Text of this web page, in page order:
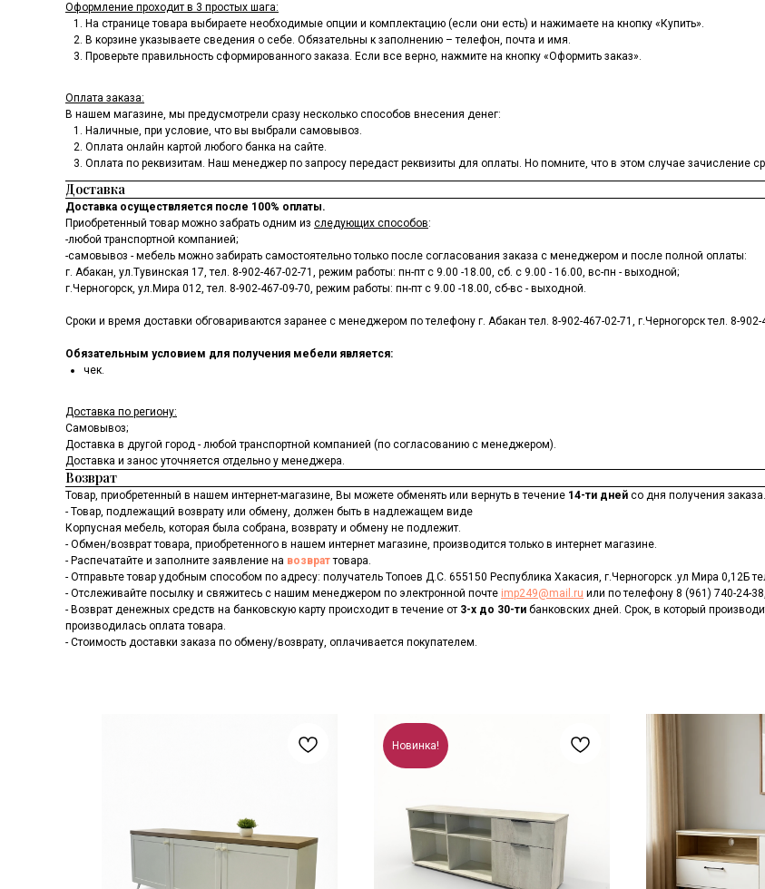
Оформление проходит в 3 простых шага:
На странице товара выбираете необходимые опции и комплектацию (если они есть) и нажимаете на кнопку «Купить».
В корзине указываете сведения о себе. Обязательны к заполнению – телефон, почта и имя.
Проверьте правильность сформированного заказа. Если все верно, нажмите на кнопку «Оформить заказ».
Оплата заказа:
В нашем магазине, мы предусмотрели сразу несколько способов внесения денег:
Наличные, при условие, что вы выбрали самовывоз.
Оплата онлайн картой любого банка на сайте.
Оплата по реквизитам. Наш менеджер по запросу передаст реквизиты для оплаты. Но помните, что в этом случае зачисление
Доставка
Доставка осуществляется после 100% оплаты.
Приобретенный товар можно забрать одним из следующих способов:
-любой транспортной компанией;
-самовывоз - мебель можно забирать самостоятельно только после согласования заказа с менеджером и после полной оплаты:
г. Абакан, ул.Тувинская 17, тел. 8-902-467-02-71 , режим работы: пн-пт с 9.00 -18.00, сб. с 9.00 - 16.00, вс-пн - выходной;
г.Черногорск, ул.Мира 012, тел. 8-902-467-09-70, режим работы: пн-пт с 9.00 -18.00, сб-вс - выходной.
Сроки и время доставки обговариваются заранее с менеджером по телефону г. Абакан тел. 8-902-467-02-71, г.Черногорск тел. 8-902-
Обязательным условием для получения мебели является:
чек.
Доставка по региону:
Самовывоз;
Доставка в другой город - любой транспортной компанией (по согласованию с менеджером).
Доставка и занос уточняется отдельно у менеджера.
Возврат
Товар, приобретенный в нашем интернет-магазине, Вы можете обменять или вернуть в течение 14-ти дней со дня получения заказа.
- Товар, подлежащий возврату или обмену, должен быть в надлежащем виде
Корпусная мебель, которая была собрана, возврату и обмену не подлежит.
- Обмен/возврат товара, приобретенного в нашем интернет магазине, производится только в интернет магазине.
- Распечатайте и заполните заявление на возвраттовара.
- Отправьте товар удобным способом по адресу: получатель Топоев Д.С. 655150 Республика Хакасия, г.Черногорск .ул Мира 0,12Б
- Отслеживайте посылку и свяжитесь с нашим менеджером по электронной почте imp249@mail.ru или по телефону 8 (961) 740-24-
- Возврат денежных средств на банковскую карту происходит в течение от 3-х до 30-ти банковских дней. Срок, в который
производилась оплата товара.
- Стоимость доставки заказа по обмену/возврату, оплачивается покупателем.
Новинка!